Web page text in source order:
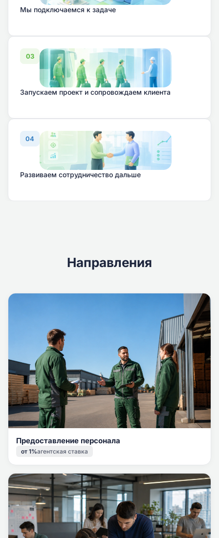
Мы подключаемся к задаче
03
Запускаем проект и сопровождаем клиента
04
Развиваем сотрудничество дальше
Направления
Предоставление персонала
от 1%агентская ставка